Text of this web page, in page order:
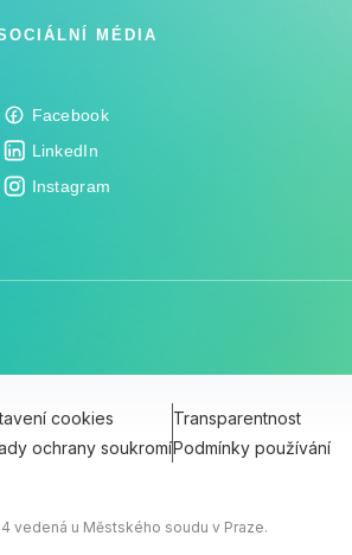
MÉDIA
Facebook
LinkedIn
Instagram
cookies
Transparentnost
ochrany soukromíPodmínky používání
vedená u Městského soudu v Praze.